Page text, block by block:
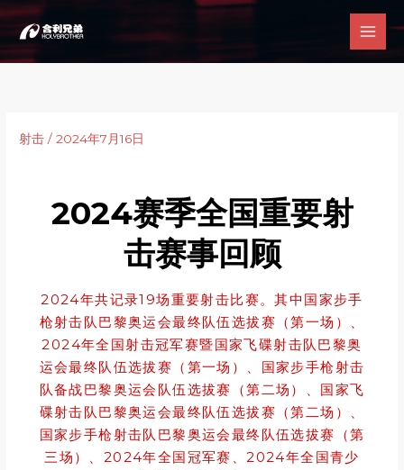
跳
内
射击 /2024年7月16日
2024赛季全国重要射
击赛事回顾
2024年共记录19场重要射击比赛。其中国家步手
枪射击队巴黎奥运会最终队伍选拔赛（第一场）、
2024年全国射击冠军赛暨国家飞碟射击队巴黎奥
运会最终队伍选拔赛（第一场）、国家步手枪射击
队备战巴黎奥运会队伍选拔赛（第二场）、国家飞
碟射击队巴黎奥运会最终队伍选拔赛（第二场）、
国家步手枪射击队巴黎奥运会最终队伍选拔赛（第
三场）、2024年全国冠军赛、2024年全国青少